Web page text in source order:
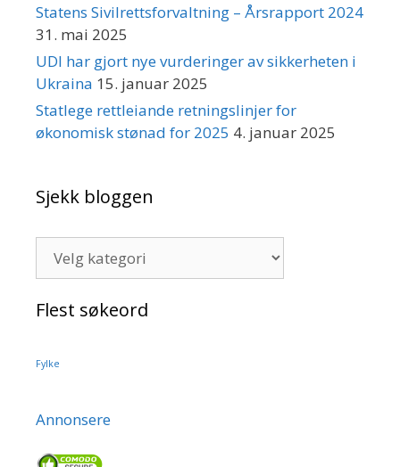
Statens Sivilrettsforvaltning – Årsrapport 2024
31. mai 2025
UDI har gjort nye vurderinger av sikkerheten i
Ukraina 15. januar 2025
Statlege rettleiande retningslinjer for
økonomisk stønad for 2025 4. januar 2025
Sjekk bloggen
bloggen
Flest søkeord
Fylke
Annonsere